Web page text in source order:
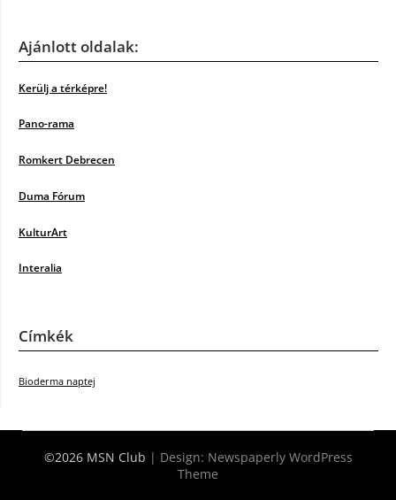
Ajánlott oldalak:
Kerülj a térképre!
Pano-rama
Romkert Debrecen
Duma Fórum
KulturArt
Interalia
Címkék
Bioderma naptej
©2026 MSN Club | Design: Newspaperly WordPress
Theme